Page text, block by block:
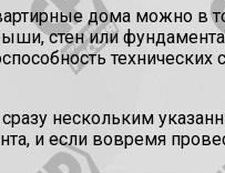
дома можно
стен или
нескольким
и если вовремя